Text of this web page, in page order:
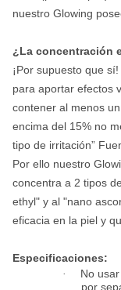
nuestro Glowing
¿La concentración
¡Por supuesto que
para aportar efectos
contener al menos
encima del 15% no
tipo de irritación”
Por ello nuestro
concentra a 2 tipos
ethyl" y al "nano
eficacia en la piel y
Especificaciones:
·
No
por